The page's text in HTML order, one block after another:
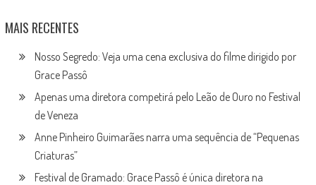
MAIS RECENTES
Nosso Segredo: Veja uma cena exclusiva do filme dirigido por
Grace Passô
Apenas uma diretora competirá pelo Leão de Ouro no Festival
de Veneza
Anne Pinheiro Guimarães narra uma sequência de “Pequenas
Criaturas”
Festival de Gramado: Grace Passô é única diretora na